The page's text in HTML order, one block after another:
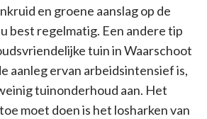
en groene aanslag op de
best regelmatig. Een andere tip
tuin in Waarschoot
aanleg ervan arbeidsintensief is,
tuinonderhoud aan. Het
moet doen is het losharken van